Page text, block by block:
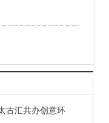
古汇共办创意环